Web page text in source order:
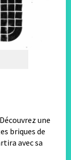
une
briques de
avec sa